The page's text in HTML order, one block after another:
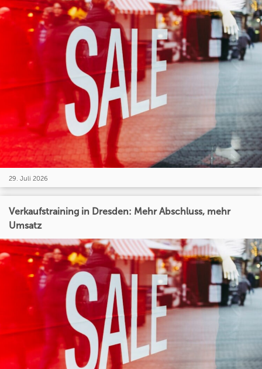
29. Juli 2026
Verkaufstraining in Dresden: Mehr Abschluss, mehr
Umsatz